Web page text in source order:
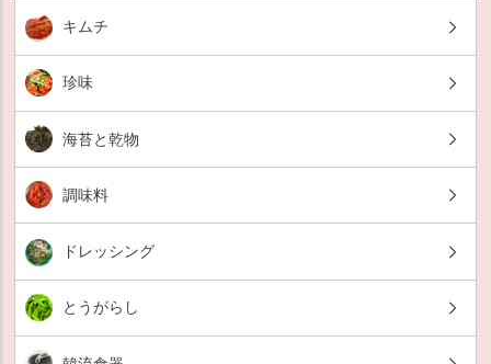
キムチ
珍味
海苔と乾物
調味料
ドレッシング
とうがらし